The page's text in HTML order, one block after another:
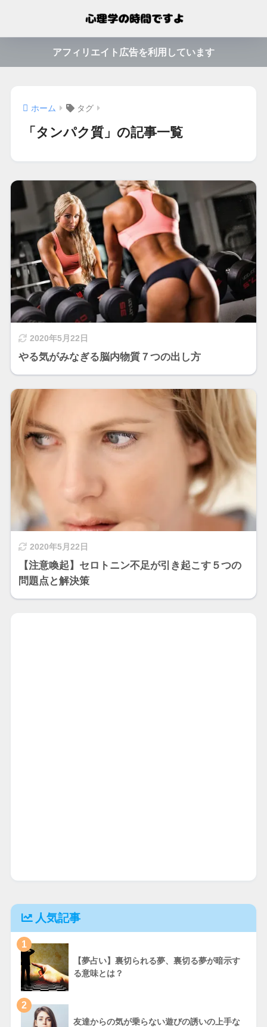
アフィリエイト広告を利用しています
ホーム タグ
「タンパク質」の記事一覧
2020年5月22日
やる気がみなぎる脳内物質７つの出し方
2020年5月22日
【注意喚起】セロトニン不足が引き起こす５つの
問題点と解決策
人気記事
1
【夢占い】裏切られる夢、裏切る夢が暗示す
る意味とは？
2
友達からの気が乗らない遊びの誘いの上手な